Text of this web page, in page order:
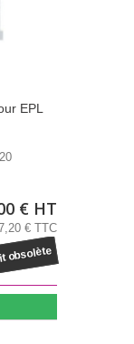
EPL
€ HT
€ TTC
obsolète